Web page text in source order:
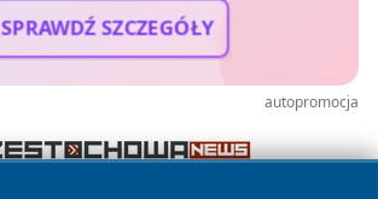
SPRAWDŹ SZCZEGÓŁY
autopromocja